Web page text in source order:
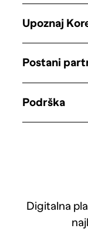
Digitalna
Upoznaj
Postani
Podrška